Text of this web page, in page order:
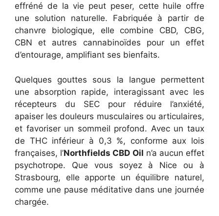
effréné de la vie peut peser, cette huile offre
une solution naturelle. Fabriquée à partir de
chanvre biologique, elle combine CBD, CBG,
CBN et autres cannabinoïdes pour un effet
d’entourage, amplifiant ses bienfaits.
Quelques gouttes sous la langue permettent
une absorption rapide, interagissant avec les
récepteurs du SEC pour réduire l’anxiété,
apaiser les douleurs musculaires ou articulaires,
et favoriser un sommeil profond. Avec un taux
de THC inférieur à 0,3 %, conforme aux lois
françaises, l’Northfields CBD Oil n’a aucun effet
psychotrope. Que vous soyez à Nice ou à
Strasbourg, elle apporte un équilibre naturel,
comme une pause méditative dans une journée
chargée.